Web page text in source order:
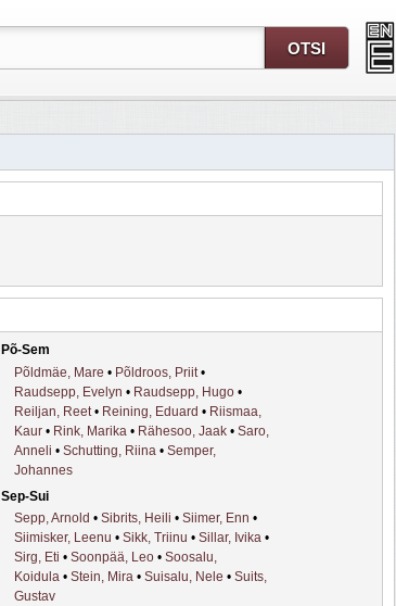
Põ-Sem
Põldmäe, Mare • Põldroos, Priit •
Raudsepp, Evelyn • Raudsepp, Hugo •
Reiljan, Reet • Reining, Eduard • Riismaa,
Kaur • Rink, Marika • Rähesoo, Jaak • Saro,
Anneli • Schutting, Riina • Semper,
Johannes
Sep-Sui
Sepp, Arnold • Sibrits, Heili • Siimer, Enn •
Siimisker, Leenu • Sikk, Triinu • Sillar, Ivika •
Sirg, Eti • Soonpää, Leo • Soosalu,
Koidula • Stein, Mira • Suisalu, Nele • Suits,
Gustav